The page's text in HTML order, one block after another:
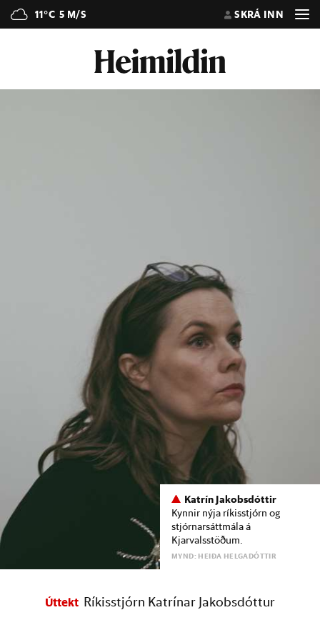
11°C 5 M/S SKRÁ INN
Úttekt Ríkisstjórn Katrínar Jakobsdóttur
Katrín Jakobsdóttir
Kynnir nýja ríkisstjórn og
stjórnarsáttmála á
Kjarvalsstöðum.
MYND: HEIÐA HELGADÓTTIR